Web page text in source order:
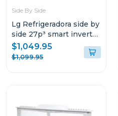
Side By Side
Lg Refrigeradora side by
side 27p³ smart inverter
negro matte
$1,049.95
$1,099.95